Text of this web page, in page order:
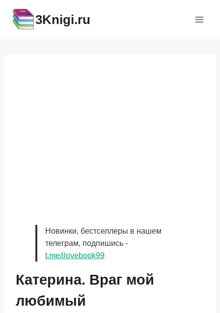
содержимому
3Knigi.ru
Новинки, бестселлеры в нашем
телеграм, подпишись -
t.me/ilovebook99
Катерина. Враг мой
любимый